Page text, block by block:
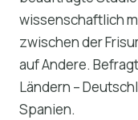
wissenschaftlich
zwischen der
auf Andere.
Ländern –
Spanien.